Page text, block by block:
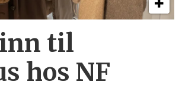
til
hos NF